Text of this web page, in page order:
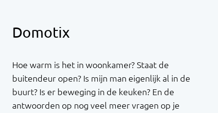
Domotix
Hoe warm is het in woonkamer? Staat de
buitendeur open? Is mijn man eigenlijk al in de
buurt? Is er beweging in de keuken? En de
antwoorden op nog veel meer vragen op je